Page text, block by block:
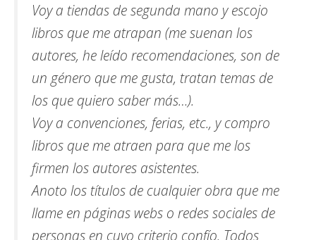
Voy a tiendas de segunda mano y escojo
libros que me atrapan (me suenan los
autores, he leído recomendaciones, son de
un género que me gusta, tratan temas de
los que quiero saber más…).
Voy a convenciones, ferias, etc., y compro
libros que me atraen para que me los
firmen los autores asistentes.
Anoto los títulos de cualquier obra que me
llame en páginas webs o redes sociales de
personas en cuyo criterio confío. Todos